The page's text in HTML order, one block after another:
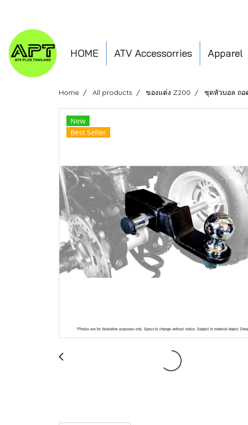
HOME ATV Accessorries Apparel
Home All products ของแต่ง Z200 ชุดหัวบอล ถอ
New
Best Seller